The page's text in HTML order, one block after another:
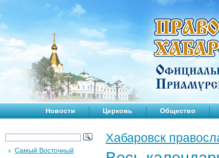
Новости Церковь Общество
Хабаровск
Самый Восточный